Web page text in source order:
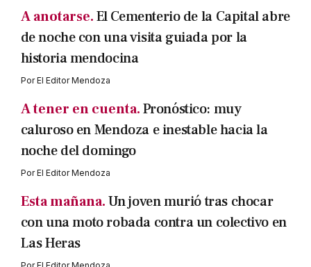
A anotarse.El Cementerio de la Capital abre
de noche con una visita guiada por la
historia mendocina
PorEl Editor Mendoza
A tener en cuenta.Pronóstico: muy
caluroso en Mendoza e inestable hacia la
noche del domingo
PorEl Editor Mendoza
Esta mañana.Un joven murió tras chocar
con una moto robada contra un colectivo en
Las Heras